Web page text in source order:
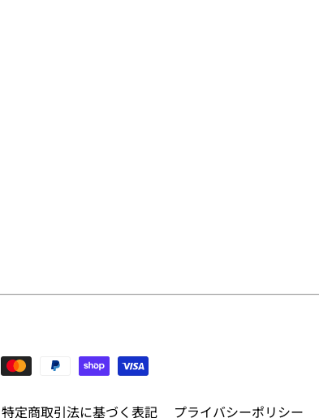
特定商取引法に基づく表記 プライバシーポリシー